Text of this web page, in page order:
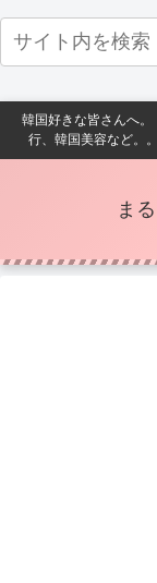
韓国好きな皆さんへ
行、韓国美容など。
ま